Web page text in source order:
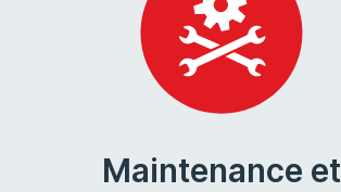
Maintenance et